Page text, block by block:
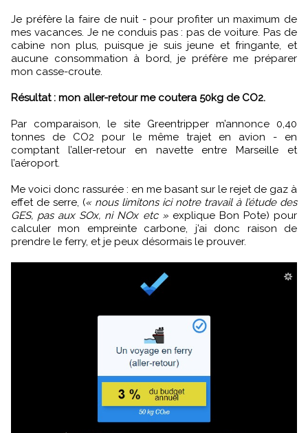
Je préfère la faire de nuit - pour profiter un maximum de
mes vacances. Je ne conduis pas : pas de voiture. Pas de
cabine non plus, puisque je suis jeune et fringante, et
aucune consommation à bord, je préfère me préparer
mon casse-croute.
Résultat : mon aller-retour me coutera 50kg de CO2.
Par comparaison, le site Greentripper m’annonce 0,40
tonnes de CO2 pour le même trajet en avion - en
comptant l’aller-retour en navette entre Marseille et
l’aéroport.
Me voici donc rassurée : en me basant sur le rejet de gaz à
effet de serre, (« nous limitons ici notre travail à l’étude des
GES, pas aux SOx, ni NOx etc »explique Bon Pote) pour
calculer mon empreinte carbone, j’ai donc raison de
prendre le ferry, et je peux désormais le prouver.